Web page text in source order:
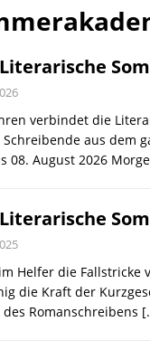
Literarische
verbindet die
Schreibende aus dem
08. August 2026
Literarische
Helfer die Fallstricke
die Kraft der
Romanschreibens